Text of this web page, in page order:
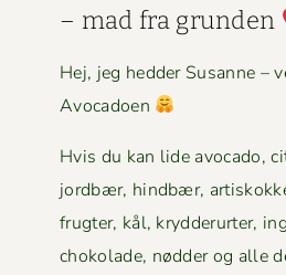
– mad fra grun­den
Hej, jeg hed­der Susanne –
Avocadoen
Hvis du kan lide avo­ca­do,
jord­bær, hind­bær,
frugter, kål, kry­d­derurter,
choko­lade, nød­der og alle